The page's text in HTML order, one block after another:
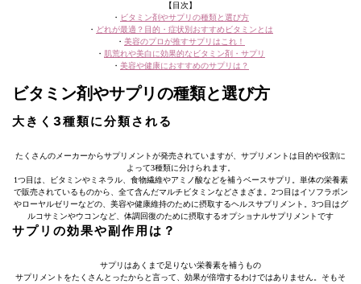
【目次】
・ ビタミン剤やサプリの種類と選び方
・ どれが最適？目的・症状別おすすめビタミンとは
・ 美容のプロが推すサプリはこれ！
・ 肌荒れや美白に効果的なビタミン剤・サプリ
・ 美容や健康におすすめのサプリは？
ビタミン剤やサプリの種類と選び方
大きく3種類に分類される
たくさんのメーカーからサプリメントが発売されていますが、サプリメントは目的や役割に
よって3種類に分けられます。
1つ目は、ビタミンやミネラル、食物繊維やアミノ酸などを補うベースサプリ。単体の栄養素
で販売されているものから、全て含んだマルチビタミンなどさまざま。2つ目はイソフラボン
やローヤルゼリーなどの、美容や健康維持のために摂取するヘルスサプリメント。3つ目はグ
ルコサミンやウコンなど、体調回復のために摂取するオプショナルサプリメントです
サプリの効果や副作用は？
サプリはあくまで足りない栄養素を補うもの
サプリメントをたくさんとったからと言って、効果が倍増するわけではありません。そもそ